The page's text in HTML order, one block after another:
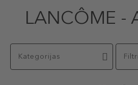
LANCÔME -
Kategorijas Filtri